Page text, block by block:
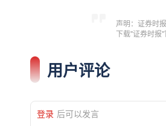
声明：证券时
下载"证券时报
用户评论
登录 后可以发言